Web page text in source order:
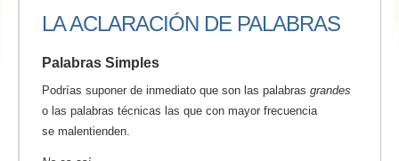
LA ACLARACIÓN DE PALABRAS
Palabras Simples
Podrías suponer de inmediato que son las palabras grandes
o las palabras técnicas las que con mayor frecuencia
se malentienden.